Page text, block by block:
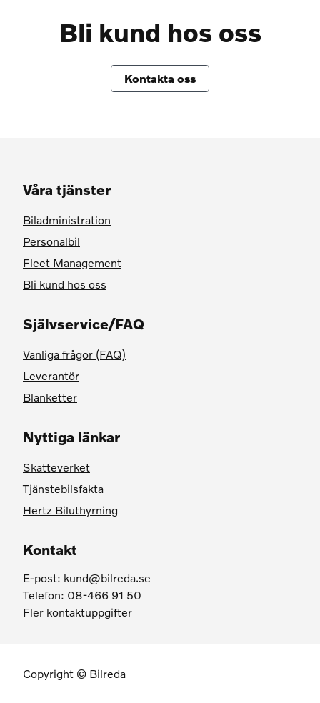
Bli kund hos oss
Kontakta oss
Våra tjänster
Biladministration
Personalbil
Fleet Management
Bli kund hos oss
Självservice/FAQ
Vanliga frågor (FAQ)
Leverantör
Blanketter
Nyttiga länkar
Skatteverket
Tjänstebilsfakta
Hertz Biluthyrning
Kontakt
E-post: kund@bilreda.se
Telefon: 08-466 91 50
Fler kontaktuppgifter
Copyright © Bilreda